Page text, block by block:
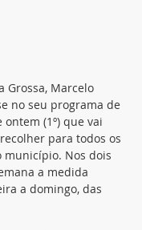
Grossa, Marcelo
no seu programa de
(1º) que vai
para todos os
município. Nos dois
a medida
a domingo, das